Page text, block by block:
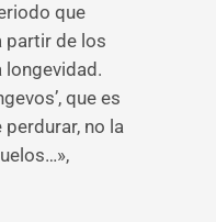
que
partir de los
longevidad.
que es
perdurar, no la